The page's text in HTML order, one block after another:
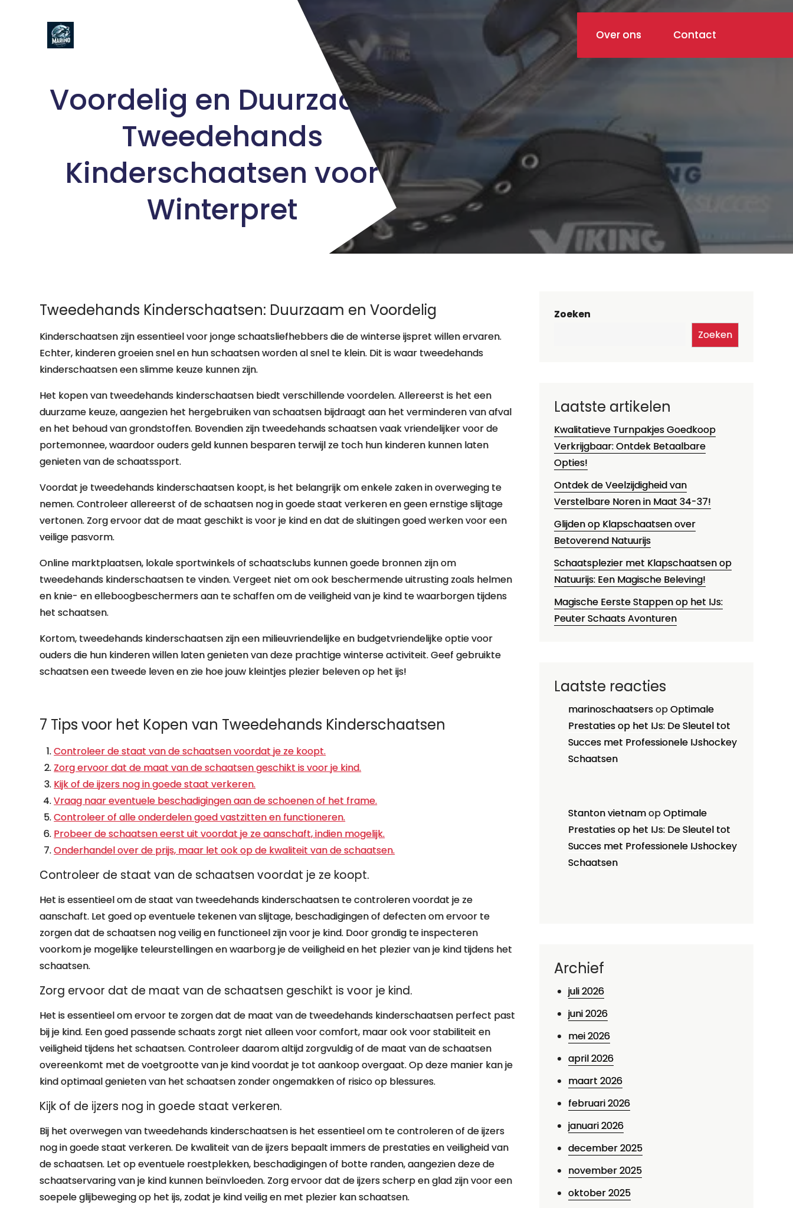
Over ons Contact
Voordelig en Duurzaam:
Tweedehands
Kinderschaatsen voor
Winterpret
Tweedehands Kinderschaatsen: Duurzaam en Voordelig
Kinderschaatsen zijn essentieel voor jonge schaatsliefhebbers die de winterse ijspret willen ervaren.
Echter, kinderen groeien snel en hun schaatsen worden al snel te klein. Dit is waar tweedehands
kinderschaatsen een slimme keuze kunnen zijn.
Het kopen van tweedehands kinderschaatsen biedt verschillende voordelen. Allereerst is het een
duurzame keuze, aangezien het hergebruiken van schaatsen bijdraagt aan het verminderen van afval
en het behoud van grondstoffen. Bovendien zijn tweedehands schaatsen vaak vriendelijker voor de
portemonnee, waardoor ouders geld kunnen besparen terwijl ze toch hun kinderen kunnen laten
genieten van de schaatssport.
Voordat je tweedehands kinderschaatsen koopt, is het belangrijk om enkele zaken in overweging te
nemen. Controleer allereerst of de schaatsen nog in goede staat verkeren en geen ernstige slijtage
vertonen. Zorg ervoor dat de maat geschikt is voor je kind en dat de sluitingen goed werken voor een
veilige pasvorm.
Online marktplaatsen, lokale sportwinkels of schaatsclubs kunnen goede bronnen zijn om
tweedehands kinderschaatsen te vinden. Vergeet niet om ook beschermende uitrusting zoals helmen
en knie- en elleboogbeschermers aan te schaffen om de veiligheid van je kind te waarborgen tijdens
het schaatsen.
Kortom, tweedehands kinderschaatsen zijn een milieuvriendelijke en budgetvriendelijke optie voor
ouders die hun kinderen willen laten genieten van deze prachtige winterse activiteit. Geef gebruikte
schaatsen een tweede leven en zie hoe jouw kleintjes plezier beleven op het ijs!
7 Tips voor het Kopen van Tweedehands Kinderschaatsen
Controleer de staat van de schaatsen voordat je ze koopt.
Zorg ervoor dat de maat van de schaatsen geschikt is voor je kind.
Kijk of de ijzers nog in goede staat verkeren.
Vraag naar eventuele beschadigingen aan de schoenen of het frame.
Controleer of alle onderdelen goed vastzitten en functioneren.
Probeer de schaatsen eerst uit voordat je ze aanschaft, indien mogelijk.
Onderhandel over de prijs, maar let ook op de kwaliteit van de schaatsen.
Controleer de staat van de schaatsen voordat je ze koopt.
Het is essentieel om de staat van tweedehands kinderschaatsen te controleren voordat je ze
aanschaft. Let goed op eventuele tekenen van slijtage, beschadigingen of defecten om ervoor te
zorgen dat de schaatsen nog veilig en functioneel zijn voor je kind. Door grondig te inspecteren
voorkom je mogelijke teleurstellingen en waarborg je de veiligheid en het plezier van je kind tijdens het
schaatsen.
Zorg ervoor dat de maat van de schaatsen geschikt is voor je kind.
Het is essentieel om ervoor te zorgen dat de maat van de tweedehands kinderschaatsen perfect past
bij je kind. Een goed passende schaats zorgt niet alleen voor comfort, maar ook voor stabiliteit en
veiligheid tijdens het schaatsen. Controleer daarom altijd zorgvuldig of de maat van de schaatsen
overeenkomt met de voetgrootte van je kind voordat je tot aankoop overgaat. Op deze manier kan je
kind optimaal genieten van het schaatsen zonder ongemakken of risico op blessures.
Kijk of de ijzers nog in goede staat verkeren.
Bij het overwegen van tweedehands kinderschaatsen is het essentieel om te controleren of de ijzers
nog in goede staat verkeren. De kwaliteit van de ijzers bepaalt immers de prestaties en veiligheid van
de schaatsen. Let op eventuele roestplekken, beschadigingen of botte randen, aangezien deze de
schaatservaring van je kind kunnen beïnvloeden. Zorg ervoor dat de ijzers scherp en glad zijn voor een
soepele glijbeweging op het ijs, zodat je kind veilig en met plezier kan schaatsen.
Zoeken
Zoeken
Laatste artikelen
Kwalitatieve Turnpakjes Goedkoop
Verkrijgbaar: Ontdek Betaalbare
Opties!
Ontdek de Veelzijdigheid van
Verstelbare Noren in Maat 34-37!
Glijden op Klapschaatsen over
Betoverend Natuurijs
Schaatsplezier met Klapschaatsen op
Natuurijs: Een Magische Beleving!
Magische Eerste Stappen op het IJs:
Peuter Schaats Avonturen
Laatste reacties
marinoschaatsersopOptimale
Prestaties op het IJs: De Sleutel tot
Succes met Professionele IJshockey
Schaatsen
Stanton vietnamopOptimale
Prestaties op het IJs: De Sleutel tot
Succes met Professionele IJshockey
Schaatsen
Archief
juli 2026
juni 2026
mei 2026
april 2026
maart 2026
februari 2026
januari 2026
december 2025
november 2025
oktober 2025